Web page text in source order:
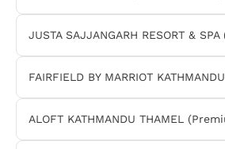
JUSTA SAJJANGARH RESORT &
FAIRFIELD BY MARRIOT
ALOFT KATHMANDU THAMEL